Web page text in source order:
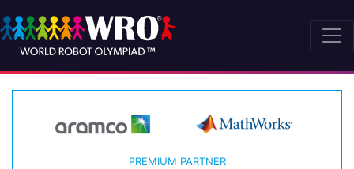
PREMIUM PARTNER